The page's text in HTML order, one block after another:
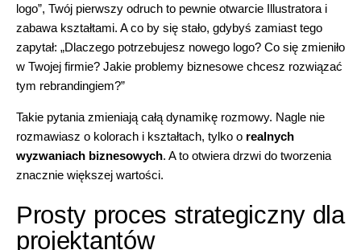
logo”, Twój pierwszy odruch to pewnie otwarcie Illustratora i
zabawa kształtami. A co by się stało, gdybyś zamiast tego
zapytał: „Dlaczego potrzebujesz nowego logo? Co się zmieniło
w Twojej firmie? Jakie problemy biznesowe chcesz rozwiązać
tym rebrandingiem?”
Takie pytania zmieniają całą dynamikę rozmowy. Nagle nie
rozmawiasz o kolorach i kształtach, tylko o realnych
wyzwaniach biznesowych. A to otwiera drzwi do tworzenia
znacznie większej wartości.
Prosty proces strategiczny dla
projektantów